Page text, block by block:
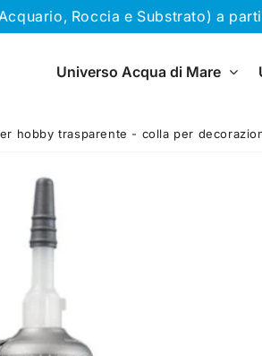
Roccia e Substrato) a
Universo Acqua di Mare
hobby trasparente - colla per